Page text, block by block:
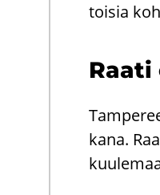
toi­sia
Raati
ka­na.